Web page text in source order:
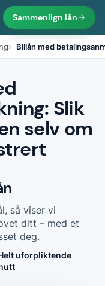
Sammenlign lån
Billån med
Slik
selv om
så viser vi
ditt – med et
deg.
uforpliktende